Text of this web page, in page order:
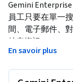
Gemini
員工只要在單一
間、電子郵件、
特定資訊。
研究資訊、列出
意，Gemini
En savoir plus